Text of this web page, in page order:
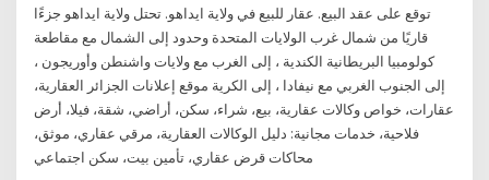
توقع على عقد البيع. عقار للبيع في ولاية ايداهو. تحتل ولاية ايداهو جزءًا
قاريًا من شمال غرب الولايات المتحدة وحدود إلى الشمال مع مقاطعة
كولومبيا البريطانية الكندية ، إلى الغرب مع ولايات واشنطن وأوريجون ،
إلى الجنوب الغربي مع نيفادا ، إلى الكرية موقع إعلانات الجزائر العقارية،
عقارات، خواص وكالات عقارية، بيع، شراء، سكن، أراضي، شقة، فيلا، أرض
فلاحية، خدمات مجانية: دليل الوكالات العقارية، مرقي عقاري، موثق،
محاكات قرض عقاري، تأمين بيت، سكن اجتماعي